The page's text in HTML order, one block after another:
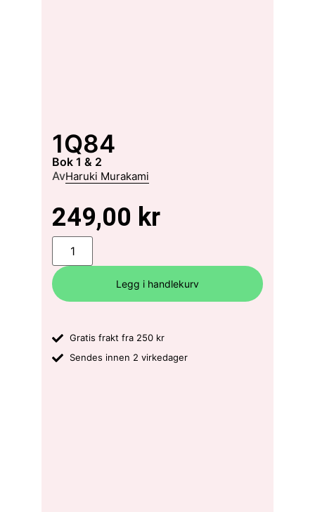
1Q84
Bok 1 & 2
AvHaruki Murakami
249,00 kr
Legg i handlekurv
Gratis frakt fra 250 kr
Sendes innen 2 virkedager